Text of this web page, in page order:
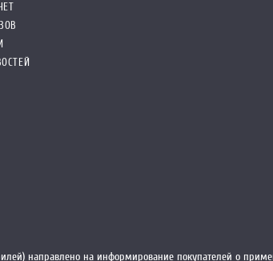
направлено на информирование покупателей о